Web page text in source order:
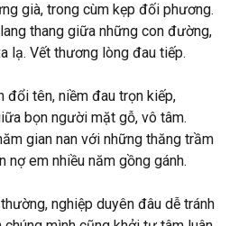
già, trong cùm kẹp đối phương.
thang giữa những con đường,
lạ. Vết thương lòng đau tiếp.
đổi tên, niềm đau trọn kiếp,
bọn người mặt gỗ, vô tâm.
gian nan với những thăng trầm
nợ em nhiều năm gồng gánh.
nghiệp duyên đâu dễ tránh